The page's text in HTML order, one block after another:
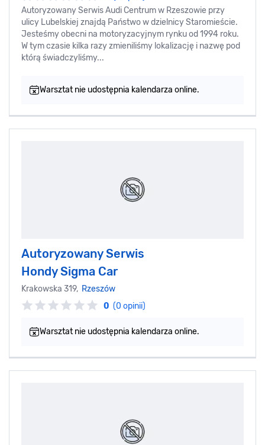
Autoryzowany Serwis Audi Centrum w Rzeszowie przy
ulicy Lubelskiej znajdą Państwo w dzielnicy Staromieście.
Jesteśmy obecni na motoryzacyjnym rynku od 1994 roku.
W tym czasie kilka razy zmieniliśmy lokalizację i nazwę pod
którą świadczyliśmy...
Warsztat nie udostępnia kalendarza online.
Autoryzowany Serwis
Hondy Sigma Car
Krakowska 319, Rzeszów
0 (0 opinii)
Warsztat nie udostępnia kalendarza online.